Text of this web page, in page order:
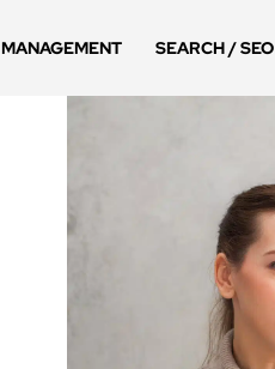
MANAGEMENT SEARCH / SEO